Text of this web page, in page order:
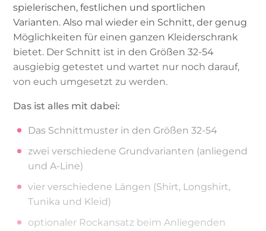
spielerischen, festlichen und sportlichen
Varianten. Also mal wieder ein Schnitt, der genug
Möglichkeiten für einen ganzen Kleiderschrank
bietet. Der Schnitt ist in den Größen 32-54
ausgiebig getestet und wartet nur noch darauf,
von euch umgesetzt zu werden.
Das ist alles mit dabei:
Das Schnittmuster in den Größen 32-54
zwei verschiedene Grundvarianten (anliegend
und A-Line)
vier verschiedene Längen (Shirt, Longshirt,
Tunika und Kleid)
optionaler Rockansatz beim Anliegenden